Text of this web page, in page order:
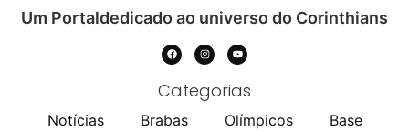
Um Portaldedicado ao universo do Corinthians
Categorias
Notícias Brabas Olímpicos Base